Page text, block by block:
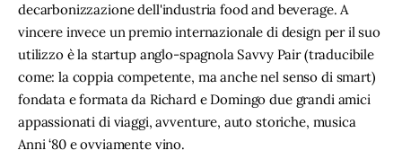
decarbonizzazione dell'industria food and beverage. A
vincere invece un premio internazionale di design per il suo
utilizzo è la startup anglo-spagnola Savvy Pair (traducibile
come: la coppia competente, ma anche nel senso di smart)
fondata e formata da Richard e Domingo due grandi amici
appassionati di viaggi, avventure, auto storiche, musica
Anni ‘80 e ovviamente vino.